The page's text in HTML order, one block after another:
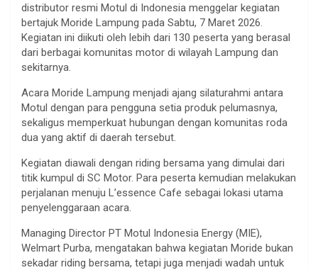
distributor resmi Motul di Indonesia menggelar kegiatan
bertajuk Moride Lampung pada Sabtu, 7 Maret 2026.
Kegiatan ini diikuti oleh lebih dari 130 peserta yang berasal
dari berbagai komunitas motor di wilayah Lampung dan
sekitarnya.
Acara Moride Lampung menjadi ajang silaturahmi antara
Motul dengan para pengguna setia produk pelumasnya,
sekaligus memperkuat hubungan dengan komunitas roda
dua yang aktif di daerah tersebut.
Kegiatan diawali dengan riding bersama yang dimulai dari
titik kumpul di SC Motor. Para peserta kemudian melakukan
perjalanan menuju L’essence Cafe sebagai lokasi utama
penyelenggaraan acara.
Managing Director PT Motul Indonesia Energy (MIE),
Welmart Purba, mengatakan bahwa kegiatan Moride bukan
sekadar riding bersama, tetapi juga menjadi wadah untuk